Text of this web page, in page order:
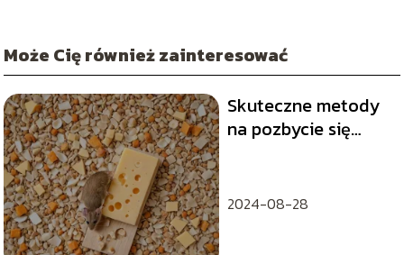
Może Cię również zainteresować
Skuteczne metody
na pozbycie się
2024-08-28